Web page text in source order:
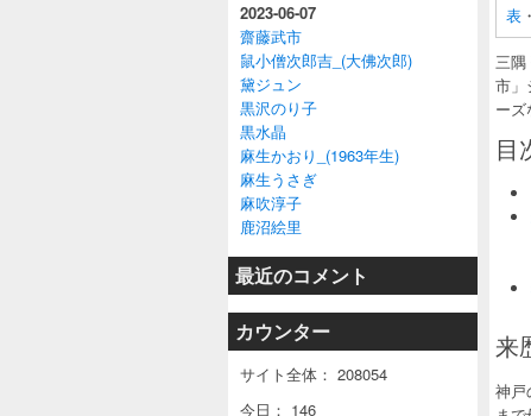
2023-06-07
齋藤武市
鼠小僧次郎吉_(大佛次郎)
黛ジュン
黒沢のり子
黒水晶
麻生かおり_(1963年生)
麻生うさぎ
麻吹淳子
鹿沼絵里
最近のコメント
カウンター
サイト全体： 208054
今日： 146
表
三隅
市」
ーズ
目
来
神戸